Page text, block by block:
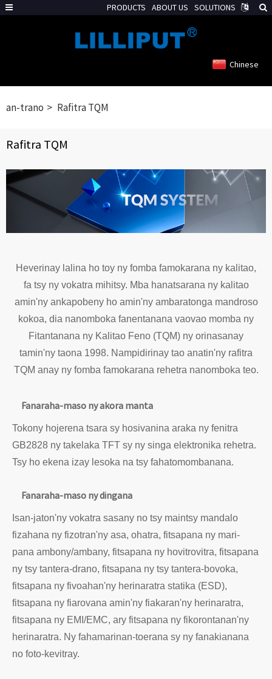
Chinese
an-trano Rafitra TQM
Rafitra TQM
Heverinay lalina ho toy ny fomba famokarana ny kalitao,
fa tsy ny vokatra mihitsy. Mba hanatsarana ny kalitao
amin'ny ankapobeny ho amin'ny ambaratonga mandroso
kokoa, dia nanomboka fanentanana vaovao momba ny
Fitantanana ny Kalitao Feno (TQM) ny orinasanay
tamin'ny taona 1998. Nampidirinay tao anatin'ny rafitra
TQM anay ny fomba famokarana rehetra nanomboka teo.
Fanaraha-maso ny akora manta
Tokony hojerena tsara sy hosivanina araka ny fenitra
GB2828 ny takelaka TFT sy ny singa elektronika rehetra.
Tsy ho ekena izay lesoka na tsy fahatomombanana.
Fanaraha-maso ny dingana
Isan-jaton'ny vokatra sasany no tsy maintsy mandalo
fizahana ny fizotran'ny asa, ohatra, fitsapana ny mari-
pana ambony/ambany, fitsapana ny hovitrovitra, fitsapana
ny tsy tantera-drano, fitsapana ny tsy tantera-bovoka,
fitsapana ny fivoahan'ny herinaratra statika (ESD),
fitsapana ny fiarovana amin'ny fiakaran'ny herinaratra,
fitsapana ny EMI/EMC, ary fitsapana ny fikorontanan'ny
herinaratra. Ny fahamarinan-toerana sy ny fanakianana
no foto-kevitray.
PRODUCTS ABOUT US SOLUTIONS